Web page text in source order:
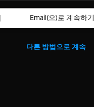
Email(으)로 계속하기
다른 방법으로 계속